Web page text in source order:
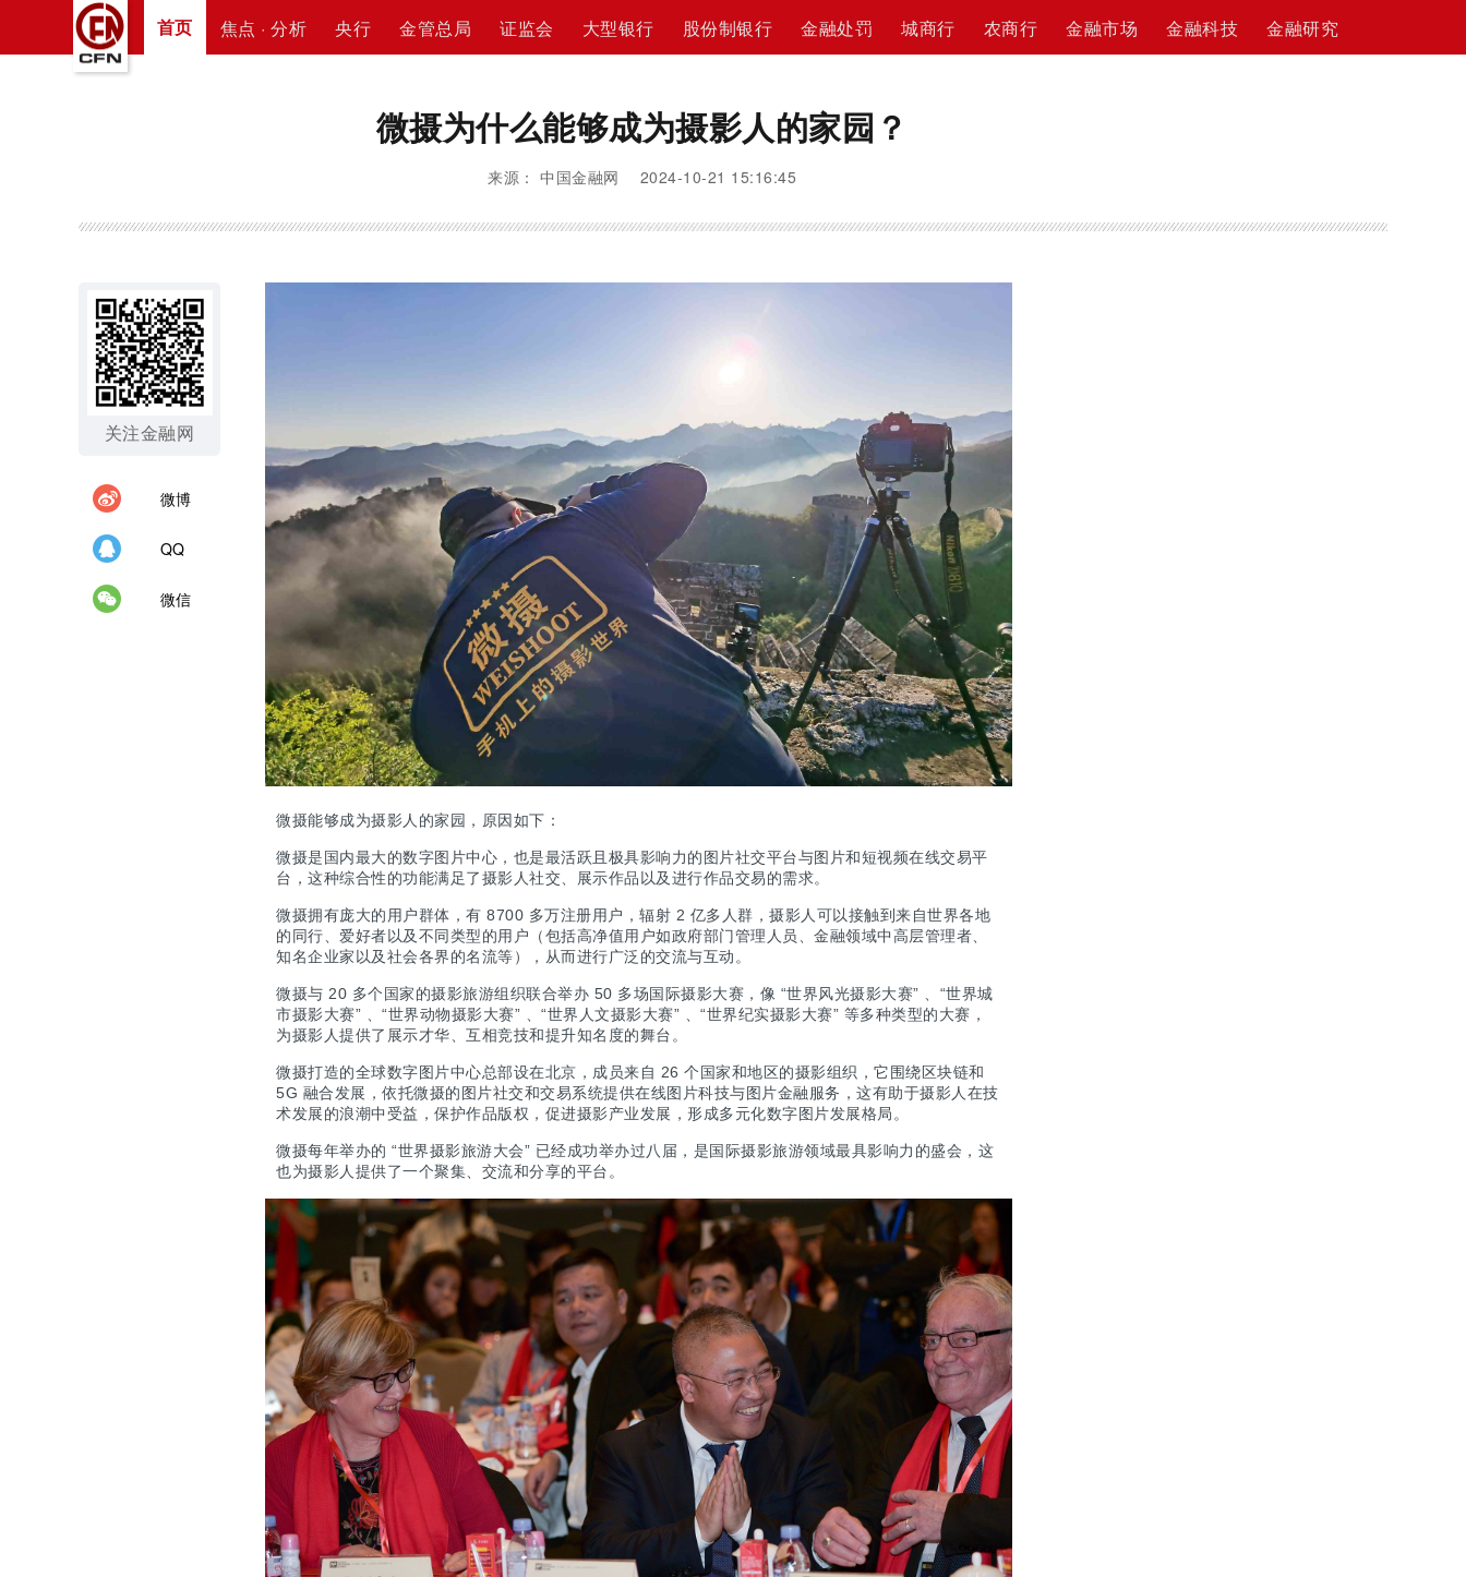
首页 焦点 · 分析 央行 金管总局 证监会 大型银行 股份制银行 金融处罚 城商行 农商行 金融市场 金融科技 金融研究
微摄为什么能够成为摄影人的家园？
来源： 中国金融网 2024-10-21 15:16:45
关注金融网
微博
QQ
微信
微摄能够成为摄影人的家园，原因如下：
微摄是国内最大的数字图片中心，也是最活跃且极具影响力的图片社交平台与图片和短视频在线交易平
台，这种综合性的功能满足了摄影人社交、展示作品以及进行作品交易的需求。
微摄拥有庞大的用户群体，有 8700 多万注册用户，辐射 2 亿多人群，摄影人可以接触到来自世界各地
的同行、爱好者以及不同类型的用户（包括高净值用户如政府部门管理人员、金融领域中高层管理者、
知名企业家以及社会各界的名流等），从而进行广泛的交流与互动。
微摄与 20 多个国家的摄影旅游组织联合举办 50 多场国际摄影大赛，像 “世界风光摄影大赛” 、 “世界城
市摄影大赛” 、 “世界动物摄影大赛” 、 “世界人文摄影大赛” 、 “世界纪实摄影大赛” 等多种类型的大赛，
为摄影人提供了展示才华、互相竞技和提升知名度的舞台。
微摄打造的全球数字图片中心总部设在北京，成员来自 26 个国家和地区的摄影组织，它围绕区块链和
5G 融合发展，依托微摄的图片社交和交易系统提供在线图片科技与图片金融服务，这有助于摄影人在技
术发展的浪潮中受益，保护作品版权，促进摄影产业发展，形成多元化数字图片发展格局。
微摄每年举办的 “世界摄影旅游大会” 已经成功举办过八届，是国际摄影旅游领域最具影响力的盛会，这
也为摄影人提供了一个聚集、交流和分享的平台。